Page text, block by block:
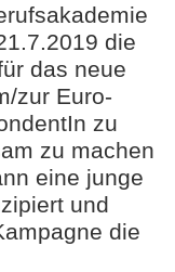
die
das neue
zur Euro-
zu
zu machen
eine junge
und
die